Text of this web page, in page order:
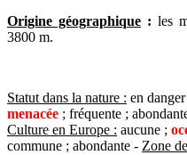
Origine géographique: les
3800 m.
Statut dans la nature : en
menacée ; fréquente ;
Culture en Europe : aucune ;
commune ; abondante - Zone